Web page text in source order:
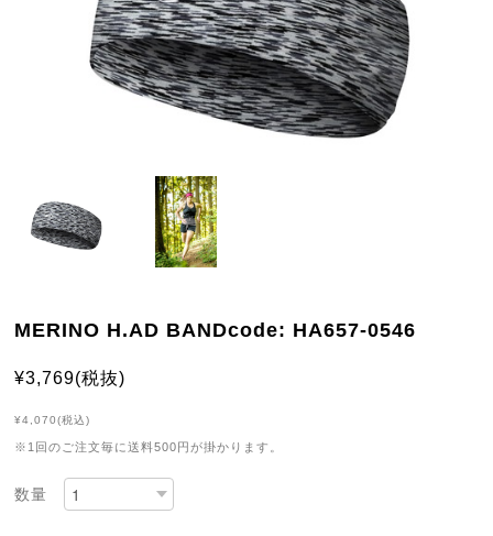
MERINO H.AD BANDcode: HA657-0546
¥3,769(税抜)
¥4,070(税込)
※1回のご注文毎に送料500円が掛かります。
数量